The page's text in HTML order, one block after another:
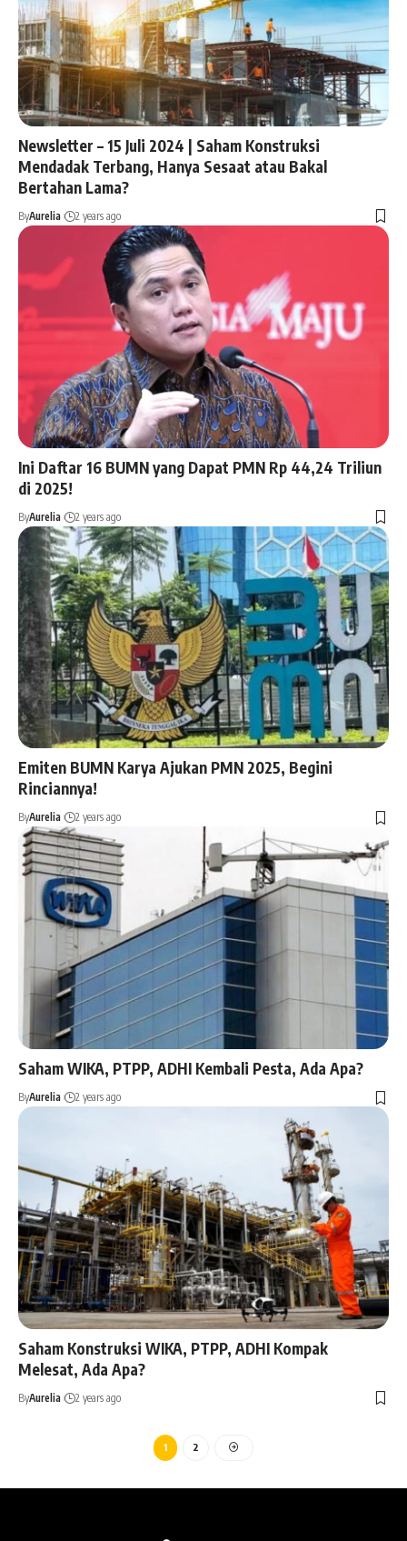
Newsletter – 15 Juli 2024 | Saham Konstruksi
Mendadak Terbang, Hanya Sesaat atau Bakal
Bertahan Lama?
ByAurelia 2 years ago
Ini Daftar 16 BUMN yang Dapat PMN Rp 44,24 Triliun
di 2025!
ByAurelia 2 years ago
Emiten BUMN Karya Ajukan PMN 2025, Begini
Rinciannya!
ByAurelia 2 years ago
Saham WIKA, PTPP, ADHI Kembali Pesta, Ada Apa?
ByAurelia 2 years ago
Saham Konstruksi WIKA, PTPP, ADHI Kompak
Melesat, Ada Apa?
ByAurelia 2 years ago
1 2